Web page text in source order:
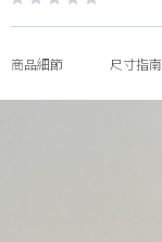
商品細節 尺寸指南